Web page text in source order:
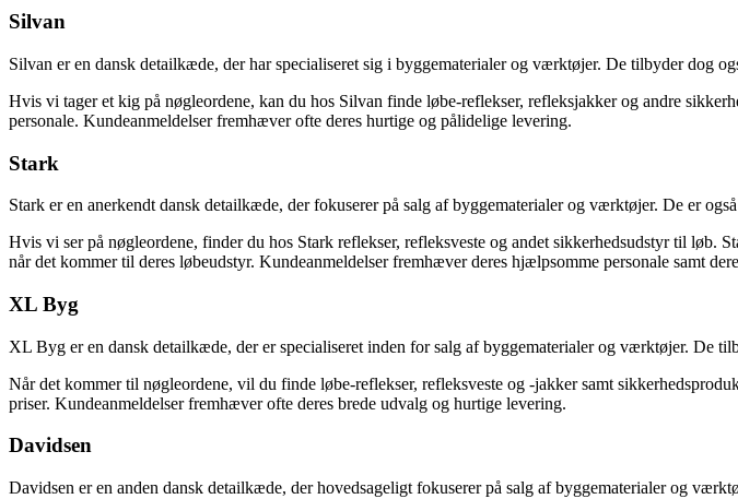
Silvan
Silvan er en dansk detailkæde, der har specialiseret sig i byggematerialer og værktøjer. De tilbyder dog
Hvis vi tager et kig på nøgleordene, kan du hos Silvan finde løbe-reflekser, refleksjakker og andre
personale. Kundeanmeldelser fremhæver ofte deres hurtige og pålidelige levering.
Stark
Stark er en anerkendt dansk detailkæde, der fokuserer på salg af byggematerialer og værktøjer. De er
Hvis vi ser på nøgleordene, finder du hos Stark reflekser, refleksveste og andet sikkerhedsudstyr til løb.
når det kommer til deres løbeudstyr. Kundeanmeldelser fremhæver deres hjælpsomme personale samt
XL Byg
XL Byg er en dansk detailkæde, der er specialiseret inden for salg af byggematerialer og værktøjer. De
Når det kommer til nøgleordene, vil du finde løbe-reflekser, refleksveste og -jakker samt
priser. Kundeanmeldelser fremhæver ofte deres brede udvalg og hurtige levering.
Davidsen
Davidsen er en anden dansk detailkæde, der hovedsageligt fokuserer på salg af byggematerialer og